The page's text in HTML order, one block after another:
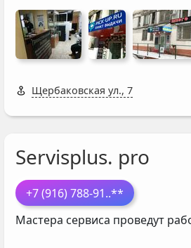
Щербаковская ул., 7
Servisplus. pro
+7 (916) 788-91..**
Мастера сервиса проведут